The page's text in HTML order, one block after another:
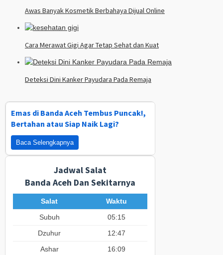
Awas Banyak Kosmetik Berbahaya Dijual Online
Cara Merawat Gigi Agar Tetap Sehat dan Kuat
Deteksi Dini Kanker Payudara Pada Remaja
Emas di Banda Aceh Tembus Puncak!,
Bertahan atau Siap Naik Lagi?
Baca Selengkapnya
Jadwal Salat
Banda Aceh Dan Sekitarnya
Salat
Waktu
Subuh
05:15
Dzuhur
12:47
Ashar
16:09